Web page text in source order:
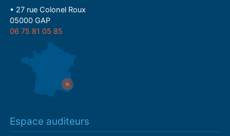
• 27 rue Colonel Roux
05000 GAP
06 75 81 05 85
Espace auditeurs